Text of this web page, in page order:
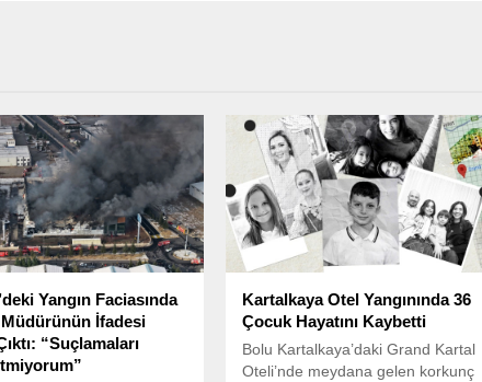
Yangın Faciasında
Müdürünün İfadesi
“Suçlamaları
Kartalkaya Otel Yangınında 36
Çocuk Hayatını Kaybetti
Bolu Kartalkaya’daki Grand Kartal
Oteli’nde meydana gelen korkunç